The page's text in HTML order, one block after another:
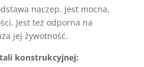
naczep. Jest mocna,
Jest też odporna na
jej żywotność.
konstrukcyjnej: